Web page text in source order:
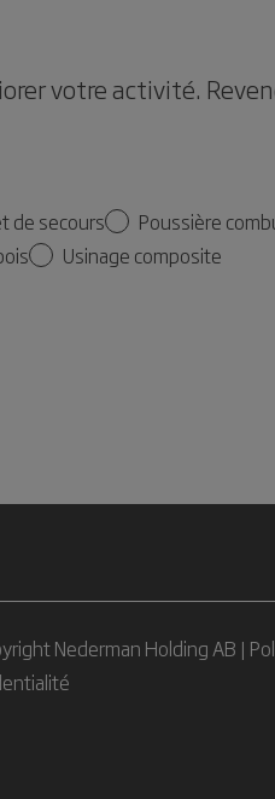
votre activité.
de secours
Poussière
Usinage composite
Nederman Holding AB |